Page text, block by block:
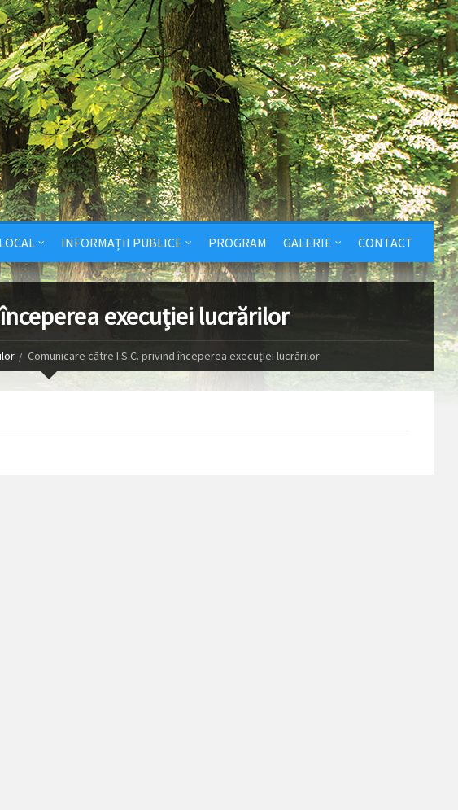
INFORMAȚII PUBLICE PROGRAM GALERIE CONTACT
execuţiei lucrărilor
Comunicare către I.S.C. privind începerea execuţiei lucrărilor